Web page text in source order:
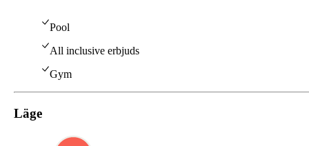
Pool
All inclusive erbjuds
Gym
Läge